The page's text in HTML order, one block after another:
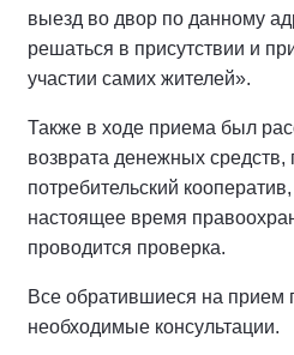
выезд во двор по данному
решаться в присутствии и
участии самих жителей».
Также в ходе приема был
возврата денежных
потребительский
настоящее время
проводится проверка.
Все обратившиеся на прием
необходимые консультации.